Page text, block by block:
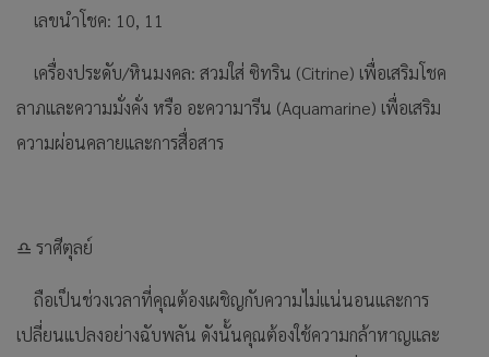
เลขนำโชค: 10, 11
เครื่องประดับ/หินมงคล: สวมใส่ ซิทริน (Citrine) เพื่อเสริมโชค
ลาภและความมั่งคั่ง หรือ อะความารีน (Aquamarine) เพื่อเสริม
ความผ่อนคลายและการสื่อสาร
♎ ราศีตุลย์
ถือเป็นช่วงเวลาที่คุณต้องเผชิญกับความไม่แน่นอนและการ
เปลี่ยนแปลงอย่างฉับพลัน ดังนั้นคุณต้องใช้ความกล้าหาญและ